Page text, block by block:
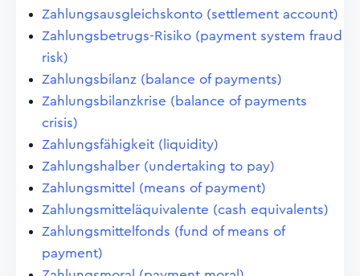
Zahlungsausgleichskonto (settlement account)
Zahlungsbetrugs-Risiko (payment system fraud
risk)
Zahlungsbilanz (balance of payments)
Zahlungsbilanzkrise (balance of payments
crisis)
Zahlungsfähigkeit (liquidity)
Zahlungshalber (undertaking to pay)
Zahlungsmittel (means of payment)
Zahlungsmitteläquivalente (cash equivalents)
Zahlungsmittelfonds (fund of means of
payment)